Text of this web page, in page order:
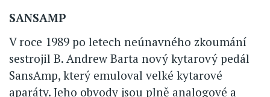
SANSAMP
V roce 1989 po letech neúnavného zkoumání
sestrojil B. Andrew Barta nový kytarový pedál
SansAmp, který emuloval velké kytarové
aparáty. Jeho obvody jsou plně analogové a